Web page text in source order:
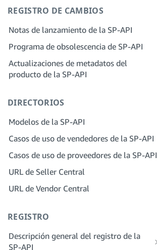
Paso 4: Registra una aplicación de
entorno aislado
Paso 5: Realiza tu primera llamada al
entorno aislado de la SP-API
autorización
Paso 7: Registra tu aplicación de
producción
Paso 9: Prueba tu aplicación
Paso 10: Incluye tu solicitud
y permisos para proveedores de
servicios
Paso 2: Crea una cuenta en el portal de
proveedores de soluciones para tu
empresa
Paso 3: Verifica tu identidad
de tu empresa
Paso 5: Solicita roles en Seller Central
Paso 6: Invita a los empleados a tu
cuenta
Paso 7: Conéctate con los vendedores
Paso 8. Incluye tu servicio en la red de
SP-API
proveedores de soluciones
REGISTRO DE CAMBIOS
Notas de lanzamiento de la SP-API
Programa de obsolescencia de SP-API
Actualizaciones de metadatos del
producto de la SP-API
DIRECTORIOS
Modelos de la SP-API
Casos de uso de vendedores de la SP-API
Casos de uso de proveedores de la SP-API
URL de Seller Central
URL de Vendor Central
REGISTRO
Descripción general del registro de la
SP-API